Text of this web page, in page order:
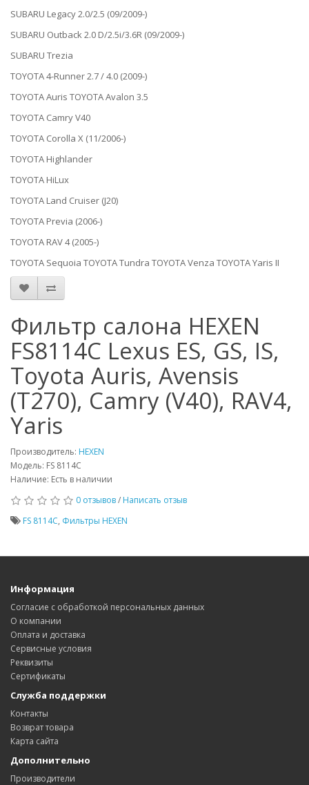
SUBARU Legacy 2.0/2.5 (09/2009-)
SUBARU Outback 2.0 D/2.5i/3.6R (09/2009-)
SUBARU Trezia
TOYOTA 4-Runner 2.7 / 4.0 (2009-)
TOYOTA Auris TOYOTA Avalon 3.5
TOYOTA Camry V40
TOYOTA Corolla X (11/2006-)
TOYOTA Highlander
TOYOTA HiLux
TOYOTA Land Cruiser (J20)
TOYOTA Previa (2006-)
TOYOTA RAV 4 (2005-)
TOYOTA Sequoia TOYOTA Tundra TOYOTA Venza TOYOTA Yaris II
Фильтр салона HEXEN
FS8114C Lexus ES, GS, IS,
Toyota Auris, Avensis
(T270), Camry (V40), RAV4,
Yaris
Производитель: HEXEN
Модель: FS 8114C
Наличие: Есть в наличии
0 отзывов/ Написать отзыв
FS 8114C, Фильтры HEXEN
Информация
Согласие с обработкой персональных данных
О компании
Оплата и доставка
Сервисные условия
Реквизиты
Сертификаты
Служба поддержки
Контакты
Возврат товара
Карта сайта
Дополнительно
Производители